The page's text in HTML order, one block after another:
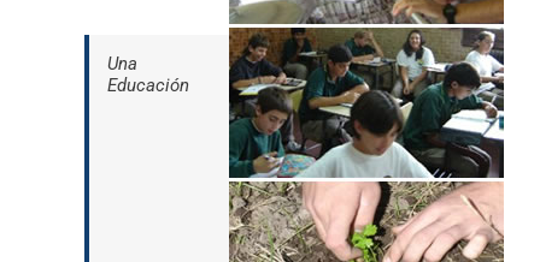
Una
Educación